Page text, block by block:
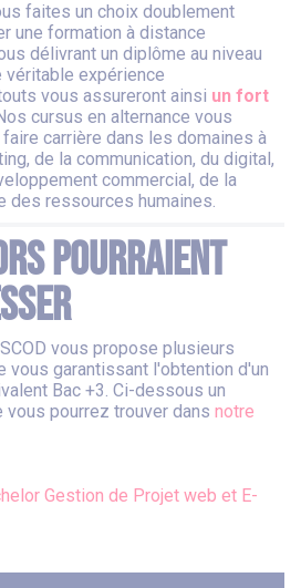
faites un choix doublement
une formation à distance
délivrant un diplôme au niveau
véritable expérience
vous assureront ainsi un fort
cursus en alternance vous
carrière dans les domaines à
de la communication, du digital,
commercial, de la
des ressources humaines.
pourraient
vous propose plusieurs
vous garantissant l'obtention d'un
Bac +3. Ci-dessous un
vous pourrez trouver dans notre
Gestion de Projet web et E-